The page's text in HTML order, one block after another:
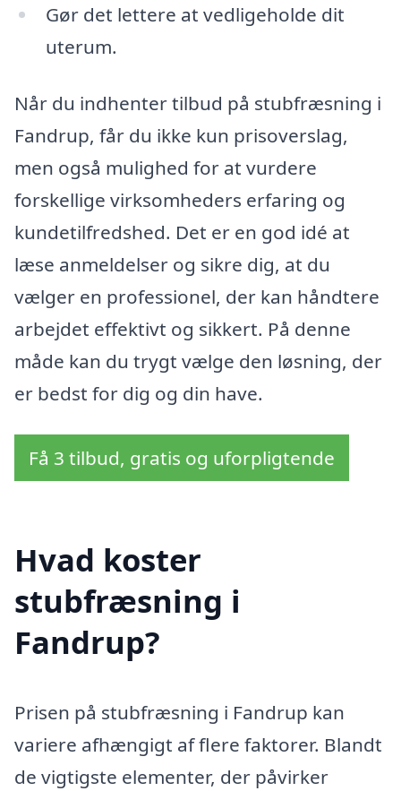
Gør det lettere at vedligeholde dit
uterum.
Når du indhenter tilbud på stubfræsning i
Fandrup, får du ikke kun prisoverslag,
men også mulighed for at vurdere
forskellige virksomheders erfaring og
kundetilfredshed. Det er en god idé at
læse anmeldelser og sikre dig, at du
vælger en professionel, der kan håndtere
arbejdet effektivt og sikkert. På denne
måde kan du trygt vælge den løsning, der
er bedst for dig og din have.
Få 3 tilbud, gratis og uforpligtende
Hvad koster
stubfræsning i
Fandrup?
Prisen på stubfræsning i Fandrup kan
variere afhængigt af flere faktorer. Blandt
de vigtigste elementer, der påvirker